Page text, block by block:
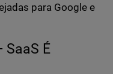
para Google e
SaaS É